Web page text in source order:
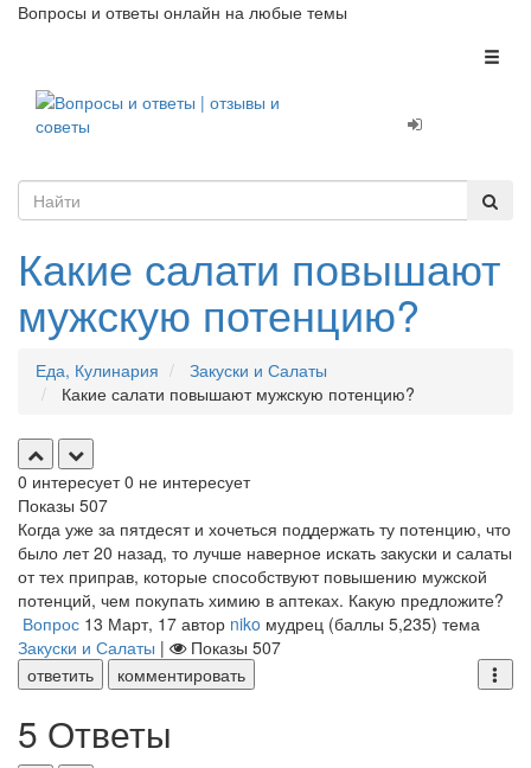
Вопросы и ответы онлайн на любые темы
Какие салати повышают
мужскую потенцию?
Еда, Кулинария
Закуски и Салаты
Какие салати повышают мужскую потенцию?
0 интересует 0 не интересует
Показы 507
Когда уже за пятдесят и хочеться поддержать ту потенцию, что
было лет 20 назад, то лучше наверное искать закуски и салаты
от тех приправ, которые способствуют повышению мужской
потенций, чем покупать химию в аптеках. Какую предложите?
Вопрос 13 Март, 17 автор niko мудрец (баллы 5,235) тема
Закуски и Салаты | Показы 507
ответить
комментировать
5 Ответы